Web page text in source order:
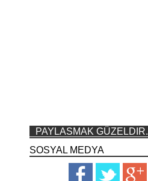
PAYLASMAK GÜZELDIR.
SOSYAL MEDYA